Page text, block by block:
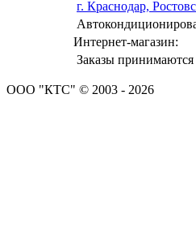
г. Краснодар,
Интернет-магазин:
Заказы принимаются
ООО "КТС" © 2003 - 2026